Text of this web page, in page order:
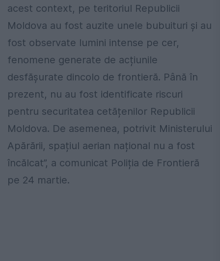
acest context, pe teritoriul Republicii
Moldova au fost auzite unele bubuituri și au
fost observate lumini intense pe cer,
fenomene generate de acțiunile
desfășurate dincolo de frontieră. Până în
prezent, nu au fost identificate riscuri
pentru securitatea cetățenilor Republicii
Moldova. De asemenea, potrivit Ministerului
Apărării, spațiul aerian național nu a fost
încălcat”, a comunicat Poliția de Frontieră
pe 24 martie.